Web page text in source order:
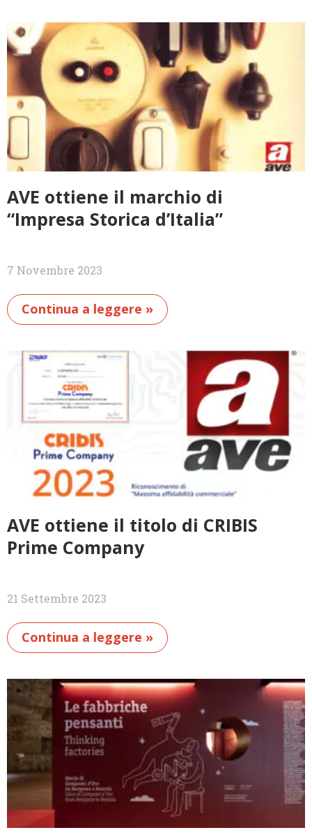
AVE ottiene il marchio di
“Impresa Storica d’Italia”
7 Novembre 2023
Continua a leggere »
AVE ottiene il titolo di CRIBIS
Prime Company
21 Settembre 2023
Continua a leggere »